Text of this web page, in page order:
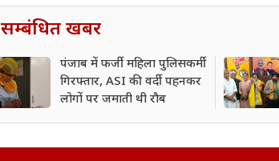
सम्बंधित खबर
पंजाब में फर्जी महिला पुलिसकर्मी
गिरफ्तार, ASI की वर्दी पहनकर
लोगों पर जमाती थी रौब